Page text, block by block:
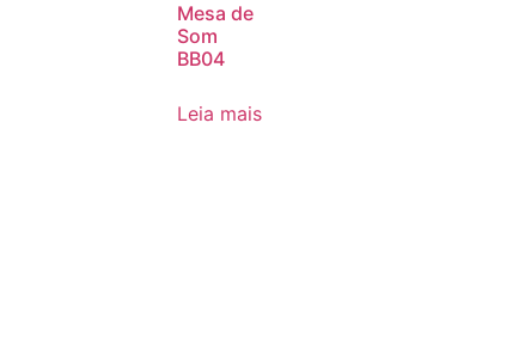
Mesa de
Som
BB04
Leia mais